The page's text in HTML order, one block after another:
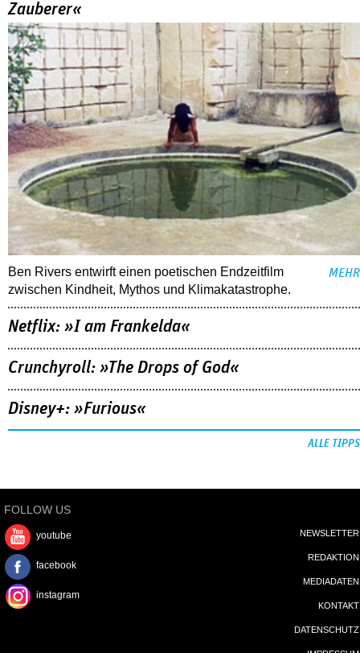
Zauberer«
Ben Rivers entwirft einen poetischen Endzeitfilm
zwischen Kindheit, Mythos und Klimakatastrophe.
MEHR
Netflix: »I am Frankelda«
Crunchyroll: »The Drops of God«
Disney+: »Furious«
ALLE TIPPS
FOLLOW US
youtube
facebook
instagram
NEWSLETTER
REDAKTION
MEDIADATEN
KONTAKT
DATENSCHUTZ